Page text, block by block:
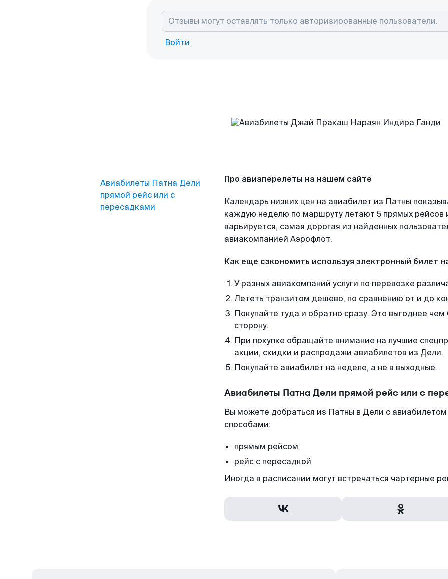
Войти
Авиабилеты Патна Дели
прямой рейс или с
пересадками
Про авиаперелеты на нашем сайте
Календарь низких цен на авиабилет из Патны
каждую неделю по маршруту летают 5 прямых рейсов
варьируется, самая дорогая из найденных
авиакомпанией Аэрофлот.
Как еще сэкономить используя электронный билет
У разных авиакомпаний услуги по перевозке
Лететь транзитом дешево, по сравнению от и до
Покупайте туда и обратно сразу. Это выгоднее
сторону.
При покупке обращайте внимание на лучшие
акции, скидки и распродажи авиабилетов из Дели.
Покупайте авиабилет на неделе, а не в выходные.
Авиабилеты Патна Дели прямой рейс или с
Вы можете добраться из Патны в Дели с
способами:
прямым рейсом
рейс с пересадкой
Иногда в расписании могут встречаться чартерные